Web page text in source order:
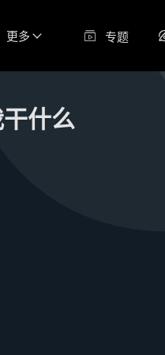
更多 专题
什么